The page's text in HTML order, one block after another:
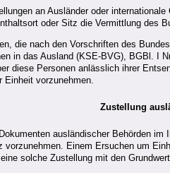
an Ausländer oder
oder Sitz die Vermittlung des
die nach den Vorschriften des
in das Ausland (KSE-BVG), BGBl. I
diese Personen anlässlich ihrer
Einheit vorzunehmen.
Zustellung
ausländischer Behörden
vorzunehmen. Einem Ersuchen um
solche Zustellung mit den